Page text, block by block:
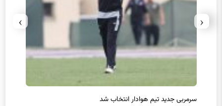
سرمربی جدید تیم هوادار انتخاب شد
‹
›